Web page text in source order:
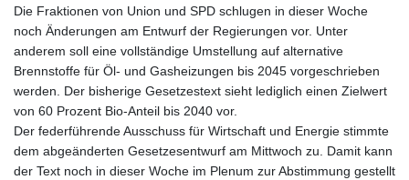
Die Fraktionen von Union und SPD schlugen in dieser Woche
noch Änderungen am Entwurf der Regierungen vor. Unter
anderem soll eine vollständige Umstellung auf alternative
Brennstoffe für Öl- und Gasheizungen bis 2045 vorgeschrieben
werden. Der bisherige Gesetzestext sieht lediglich einen Zielwert
von 60 Prozent Bio-Anteil bis 2040 vor.
Der federführende Ausschuss für Wirtschaft und Energie stimmte
dem abgeänderten Gesetzesentwurf am Mittwoch zu. Damit kann
der Text noch in dieser Woche im Plenum zur Abstimmung gestellt